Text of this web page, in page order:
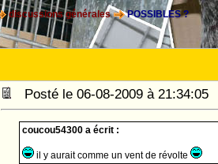
discussions générales POSSIBLES ?
Posté le 06-08-2009 à
coucou54300 a écrit :
il y aurait comme un vent de révolte